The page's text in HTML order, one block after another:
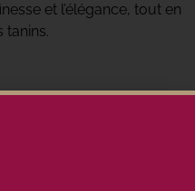
et l’élégance, tout en
tanins.
53 jours consécutifs